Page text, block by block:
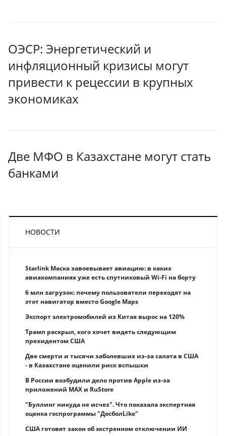
ОЭСР: Энергетический и
инфляционный кризисы могут
привести к рецессии в крупных
экономиках
Две МФО в Казахстане могут стать
банками
НОВОСТИ
Starlink Маска завоевывает авиацию: в каких
авиакомпаниях уже есть спутниковый Wi-Fi на борту
6 млн загрузок: почему пользователи переходят на
этот навигатор вместо Google Maps
Экспорт электромобилей из Китая вырос на 120%
Трамп раскрыл, кого хочет видеть следующим
президентом США
Две смерти и тысячи заболевших из-за салата в США
- в Казахстане оценили риск вспышки
В России возбудили дело против Apple из-за
приложений MAX и RuStore
"Буллинг никуда не исчез". Что показала экспертная
оценка госпрограммы "ДосболLike"
США готовят закон об экстренном отключении ИИ